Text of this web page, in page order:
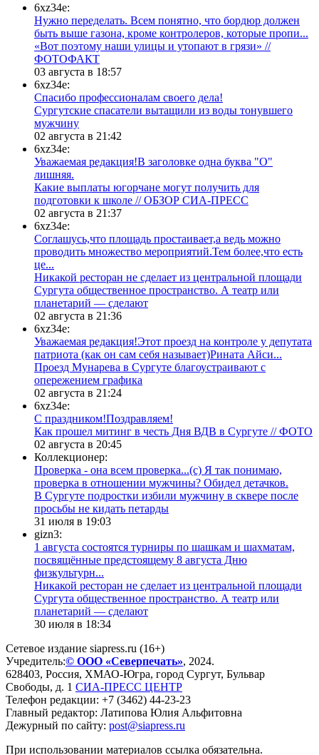
6xz34e:
Нужно переделать. Всем понятно, что бордюр должен
быть выше газона, кроме контролеров, которые пропи...
«Вот поэтому наши улицы и утопают в грязи» //
ФОТОФАКТ
03 августа в 18:57
6xz34e:
Спасибо профессионалам своего дела!
Сургутские спасатели вытащили из воды тонувшего
мужчину
02 августа в 21:42
6xz34e:
Уважаемая редакция!В заголовке одна буква "О"
лишняя.
Какие выплаты югорчане могут получить для
подготовки к школе // ОБЗОР СИА-ПРЕСС
02 августа в 21:37
6xz34e:
Соглашусь,что площадь простаивает,а ведь можно
проводить множество мероприятий.Тем более,что есть
це...
​Никакой ресторан не сделает из центральной площади
Сургута общественное пространство. А театр или
планетарий — сделают
02 августа в 21:36
6xz34e:
Уважаемая редакция!Этот проезд на контроле у депутата
патриота (как он сам себя называет)Рината Айси...
​Проезд Мунарева в Сургуте благоустраивают с
опережением графика
02 августа в 21:24
6xz34e:
С праздником!Поздравляем!
Как прошел митинг в честь Дня ВДВ в Сургуте // ФОТО
02 августа в 20:45
Коллекционер:
Проверка - она всем проверка...(с) Я так понимаю,
проверка в отношении мужчины? Обидел детачков.
В Сургуте подростки избили мужчину в сквере после
просьбы не кидать петарды
31 июля в 19:03
gizn3:
1 августа состоятся турниры по шашкам и шахматам,
посвящённые предстоящему 8 августа Дню
физкультурн...
​Никакой ресторан не сделает из центральной площади
Сургута общественное пространство. А театр или
планетарий — сделают
30 июля в 18:34
Сетевое издание siapress.ru (16+)
Учредитель:© ООО «Северпечать», 2024.
628403, Россия, ХМАО-Югра, город Сургут, Бульвар
Свободы, д. 1 СИА-ПРЕСС ЦЕНТР
Телефон редакции: +7 (3462) 44-23-23
Главный редактор: Латипова Юлия Альфитовна
Дежурный по сайту: post@siapress.ru
При использовании материалов ссылка обязательна.